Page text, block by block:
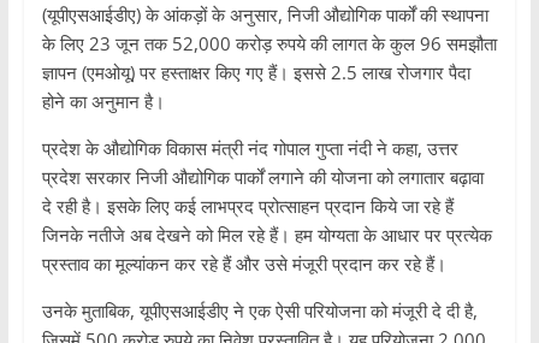
(यूपीएसआईडीए) के आंकड़ों के अनुसार, निजी औद्योगिक पार्कों की स्थापना
के लिए 23 जून तक 52,000 करोड़ रुपये की लागत के कुल 96 समझौता
ज्ञापन (एमओयू) पर हस्ताक्षर किए गए हैं। इससे 2.5 लाख रोजगार पैदा
होने का अनुमान है।
प्रदेश के औद्योगिक विकास मंत्री नंद गोपाल गुप्ता नंदी ने कहा, उत्तर
प्रदेश सरकार निजी औद्योगिक पार्कों लगाने की योजना को लगातार बढ़ावा
दे रही है। इसके लिए कई लाभप्रद प्रोत्साहन प्रदान किये जा रहे हैं
जिनके नतीजे अब देखने को मिल रहे हैं। हम योग्यता के आधार पर प्रत्येक
प्रस्ताव का मूल्यांकन कर रहे हैं और उसे मंजूरी प्रदान कर रहे हैं।
उनके मुताबिक, यूपीएसआईडीए ने एक ऐसी परियोजना को मंजूरी दे दी है,